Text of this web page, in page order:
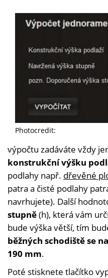
Photocredit:
výpočtu zadáváte vždy
konstrukční výšku
podlahy např. dřevěné
patra a čisté podlahy
navrhujete). Další
stupně(h), která vám
bude výška větší, tím
běžných schodiště se
190 mm.
Poté stisknete tlačítko